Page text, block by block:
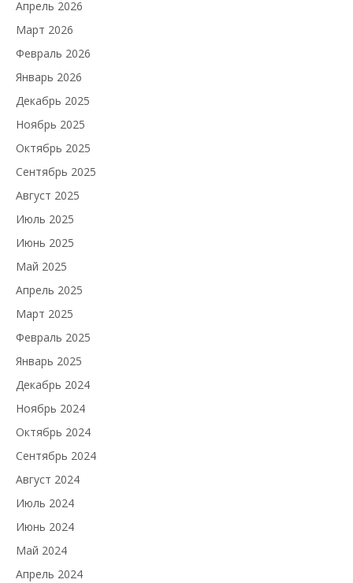
Апрель 2026
Март 2026
Февраль 2026
Январь 2026
Декабрь 2025
Ноябрь 2025
Октябрь 2025
Сентябрь 2025
Август 2025
Июль 2025
Июнь 2025
Май 2025
Апрель 2025
Март 2025
Февраль 2025
Январь 2025
Декабрь 2024
Ноябрь 2024
Октябрь 2024
Сентябрь 2024
Август 2024
Июль 2024
Июнь 2024
Май 2024
Апрель 2024